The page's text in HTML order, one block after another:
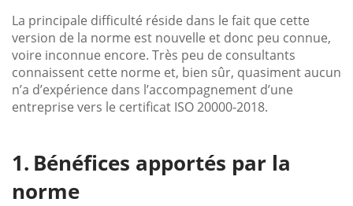
La principale difficulté réside dans le fait que cette
version de la norme est nouvelle et donc peu connue,
voire inconnue encore. Très peu de consultants
connaissent cette norme et, bien sûr, quasiment aucun
n’a d’expérience dans l’accompagnement d’une
entreprise vers le certificat ISO 20000-2018.
Bénéfices apportés par la
norme